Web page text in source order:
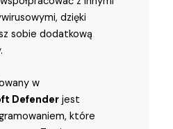
dzięki
sobie dodatkową
w
Defender jest
które